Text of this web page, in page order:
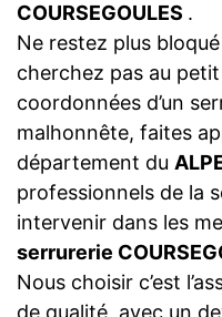
COURSEGOULES .
Ne restez plus
cherchez pas au
coordonnées d’un
malhonnête, faites
département du
professionnels de la
intervenir dans les
serrurerie
Nous choisir c’est
de qualité, avec un